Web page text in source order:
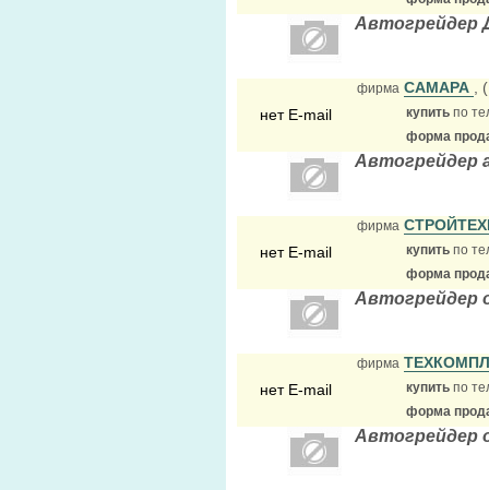
Автогрейдер
нет E-mail
фирма САМАРА ,
купить по
форма
Автогрейдер
нет E-mail
фирма
купить по
форма
Автогрейдер
нет E-mail
фирма
купить по
форма
Автогрейдер